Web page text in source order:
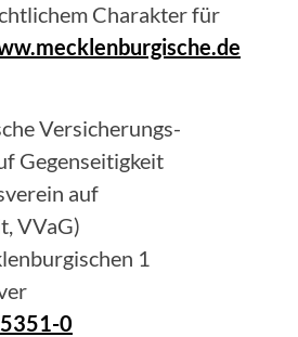
Charakter für
Versicherungs-
Gegenseitigkeit
auf
VVaG)
1
0